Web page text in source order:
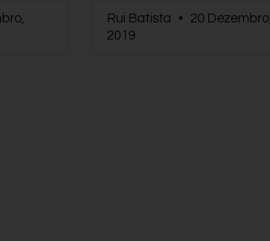
Rui Batista
20 Dezembro,
2019